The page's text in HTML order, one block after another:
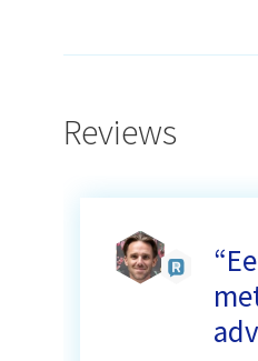
Reviews